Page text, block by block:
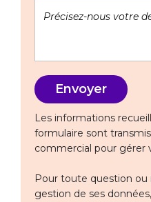
Les informations
formulaire sont
commercial pour gérer
Pour toute question ou
gestion de ses